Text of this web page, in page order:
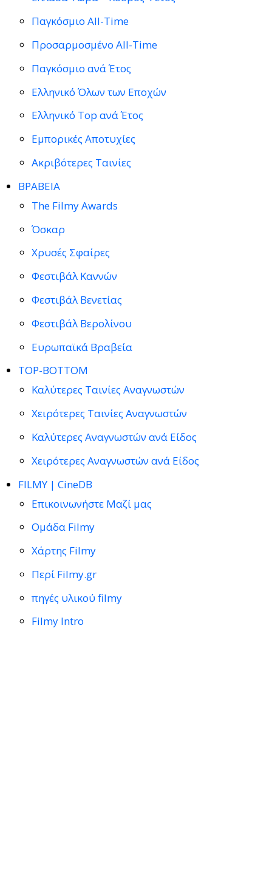
Παγκόσμιο All-Time
Προσαρμοσμένο All-Time
Παγκόσμιο ανά Έτος
Ελληνικό Όλων των Εποχών
Ελληνικό Top ανά Έτος
Εμπορικές Αποτυχίες
Ακριβότερες Ταινίες
ΒΡΑΒΕΙΑ
The Filmy Awards
Όσκαρ
Χρυσές Σφαίρες
Φεστιβάλ Καννών
Φεστιβάλ Βενετίας
Φεστιβάλ Βερολίνου
Ευρωπαϊκά Βραβεία
TOP-BOTTOM
Καλύτερες Ταινίες Αναγνωστών
Χειρότερες Ταινίες Αναγνωστών
Καλύτερες Αναγνωστών ανά Είδος
Χειρότερες Αναγνωστών ανά Είδος
FILMY | CineDB
Επικοινωνήστε Μαζί μας
Ομάδα Filmy
Χάρτης Filmy
Περί Filmy.gr
πηγές υλικού filmy
Filmy Intro